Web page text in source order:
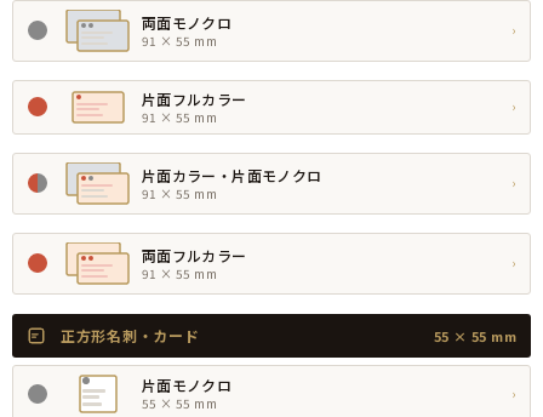
両面モノクロ
91 × 55 mm
›
片面フルカラー
91 × 55 mm
›
片面カラー・片面モノクロ
91 × 55 mm
›
両面フルカラー
91 × 55 mm
›
正方形名刺・カード 55 × 55 mm
片面モノクロ
55 × 55 mm
›